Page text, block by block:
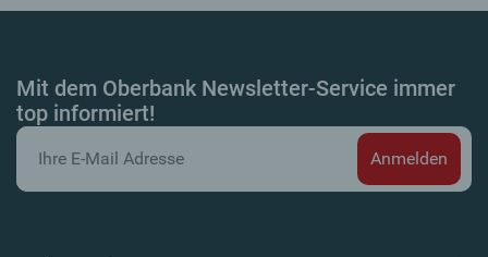
Mit dem Oberbank Newsletter-Service immer
top informiert!